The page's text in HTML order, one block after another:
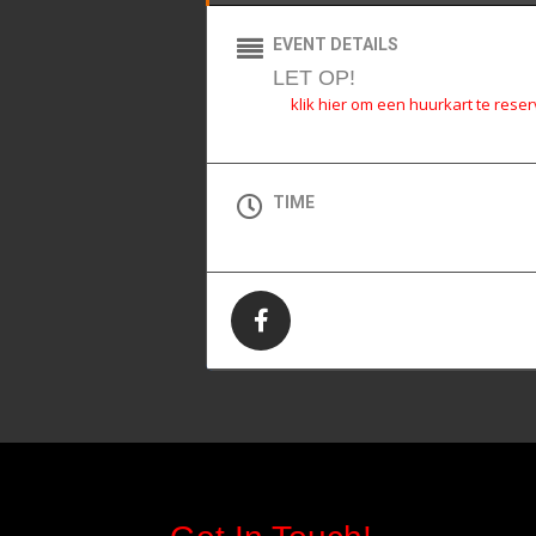
EVENT DETAILS
LET OP!
klik hier om een huurkart te
TIME